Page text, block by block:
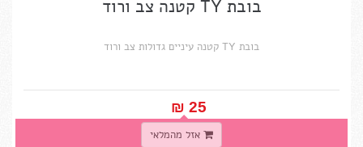
בובת TY קטנה צב ורוד
בובת TY קטנה עיניים גדולות צב ורוד
25 ₪‎
אזל מהמלאי